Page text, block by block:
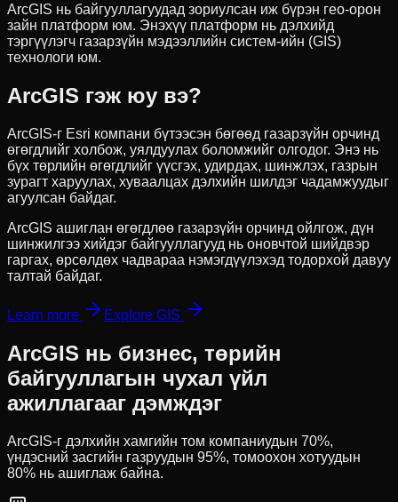
ArcGIS нь байгууллагуудад зориулсан иж бүрэн гео-орон
зайн платформ юм. Энэхүү платформ нь дэлхийд
тэргүүлэгч газарзүйн мэдээллийн систем-ийн (GIS)
технологи юм.
ArcGIS гэж юу вэ?
ArcGIS-г Esri компани бүтээсэн бөгөөд газарзүйн орчинд
өгөгдлийг холбож, уялдуулах боломжийг олгодог. Энэ нь
бүх төрлийн өгөгдлийг үүсгэх, удирдах, шинжлэх, газрын
зурагт харуулах, хуваалцах дэлхийн шилдэг чадамжуудыг
агуулсан байдаг.
ArcGIS ашиглан өгөгдлөө газарзүйн орчинд ойлгож, дүн
шинжилгээ хийдэг байгууллагууд нь оновчтой шийдвэр
гаргах, өрсөлдөх чадвараа нэмэгдүүлэхэд тодорхой давуу
талтай байдаг.
Learn more Explore GIS
ArcGIS нь бизнес, төрийн
байгууллагын чухал үйл
ажиллагааг дэмждэг
ArcGIS-г дэлхийн хамгийн том компаниудын 70%,
үндэсний засгийн газруудын 95%, томоохон хотуудын
80% нь ашиглаж байна.